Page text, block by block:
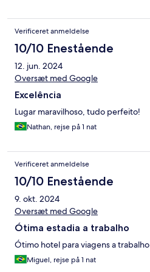
Verificeret anmeldelse
10/10 Enestående
12. jun. 2024
Oversæt med Google
Excelência
Lugar maravilhoso, tudo perfeito!
Nathan, rejse på 1 nat
Verificeret anmeldelse
10/10 Enestående
9. okt. 2024
Oversæt med Google
Ótima estadia a trabalho
Ótimo hotel para viagens a trabalho
Miguel, rejse på 1 nat